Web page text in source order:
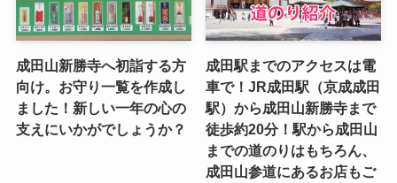
成田山新勝寺へ初詣する方
向け。お守り一覧を作成し
ました！新しい一年の心の
支えにいかがでしょうか？
成田駅までのアクセスは電
車で！JR成田駅（京成成田
駅）から成田山新勝寺まで
徒歩約20分！駅から成田山
までの道のりはもちろん、
成田山参道にあるお店もご